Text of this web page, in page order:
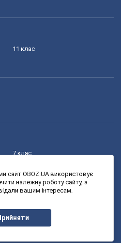
11 клас
7 клас
9 клас
сайт OBOZ.UA використовує
належну роботу сайту, а
вашим інтересам.